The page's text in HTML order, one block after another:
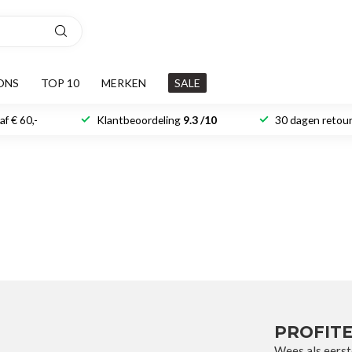
TOP 10 MERKEN SALE
€ 60,- Klantbeoordeling 9.3 /10 30 dagen